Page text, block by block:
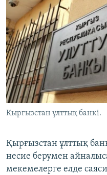
АРНАЙЫ ЖОБАЛАР
Русский
ЖАЗЫЛЫҢЫЗ
Басқа тілдерде
Қырғызстан ұлттық банкі.
Қырғызстан ұлттық
несие берумен
мекемелерге елде